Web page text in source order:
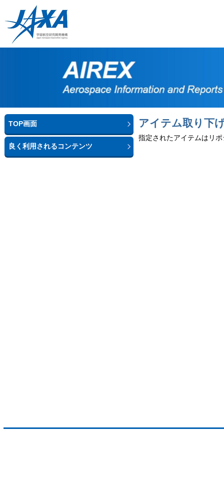
TOP画面
良く利用されるコンテンツ
アイテム取り下
指定されたアイテムはリ